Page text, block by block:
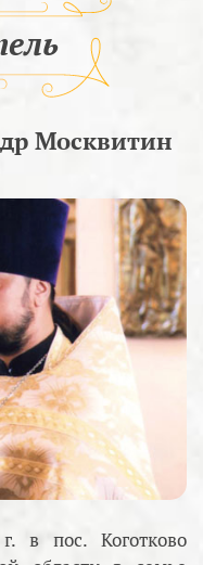
Москвитин
в пос. Коготково